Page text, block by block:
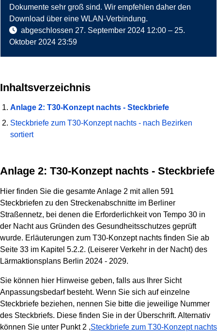
Dokumente sehr groß sind. Wir empfehlen daher den
Download über eine WLAN-Verbindung.
abgeschlossen 27. September 2024 12:00 – 25.
Oktober 2024 23:59
Inhaltsverzeichnis
Anlage 2: T30-Konzept nachts - Steckbriefe
Steckbriefe zum T30-Konzept nachts - nach Bezirken
sortiert
Anlage 2: T30-Konzept nachts - Steckbriefe
Hier finden Sie die gesamte Anlage 2 mit allen 591
Steckbriefen zu den Streckenabschnitte im Berliner
Straßennetz, bei denen die Erforderlichkeit von Tempo 30 in
der Nacht aus Gründen des Gesundheitsschutzes geprüft
wurde. Erläuterungen zum T30-Konzept nachts finden Sie ab
Seite 33 im Kapitel 5.2.2. (Leiserer Verkehr in der Nacht) des
Lärmaktionsplans Berlin 2024 - 2029.
Sie können hier Hinweise geben, falls aus Ihrer Sicht
Anpassungsbedarf besteht. Wenn Sie sich auf einzelne
Steckbriefe beziehen, nennen Sie bitte die jeweilige Nummer
des Steckbriefs. Diese finden Sie in der Überschrift. Alternativ
können Sie unter Punkt 2 ,Steckbriefe zum T30-Konzept nachts